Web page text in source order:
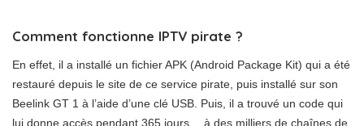
Comment fonctionne IPTV pirate ?
En effet, il a installé un fichier APK (Android Package Kit) qui a été
restauré depuis le site de ce service pirate, puis installé sur son
Beelink GT 1 à l’aide d’une clé USB. Puis, il a trouvé un code qui
lui donne accès pendant 365 jours… à des milliers de chaînes de